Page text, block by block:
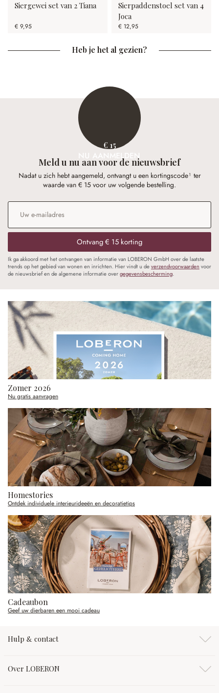
Siergewei set van 2 Tiana
€ 9,95
Sierpaddenstoel set van 4
Joca
€ 12,95
Heb je het al gezien?
€ 15
NU AANMELDEN
Meld u nu aan voor de nieuwsbrief
Nadat u zich hebt aangemeld, ontvangt u een kortingscode¹ ter
waarde van € 15 voor uw volgende bestelling.
E-mailadres
Ontvang € 15 korting
Ik ga akkoord met het ontvangen van informatie van LOBERON GmbH over de laatste
trends op het gebied van wonen en inrichten. Hier vindt u deverzendvoorwaarden voor
de nieuwsbrief en de algemene informatie overgegevensbescherming.
Zomer 2026
Nu gratis aanvragen
Homestories
Ontdek individuele interieurideeën en decoratietips
Cadeaubon
Geef uw dierbaren een mooi cadeau
Hulp & contact
Over LOBERON